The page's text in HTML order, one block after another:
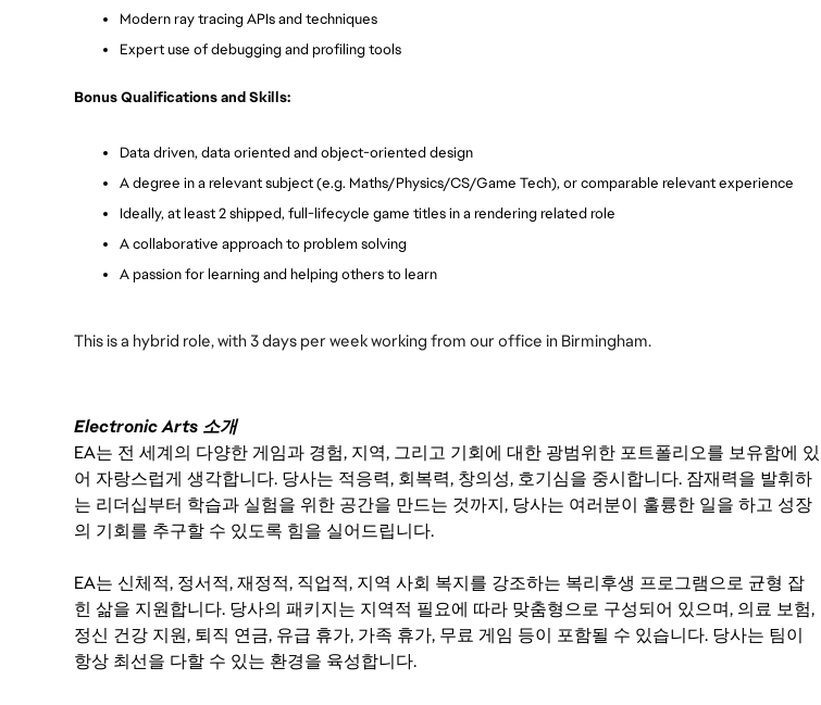
Modern ray tracing APIs and techniques
Expert use of debugging and profiling tools
Bonus Qualifications and Skills:
Data driven, data oriented and object-oriented design
A degree in a relevant subject (e.g. Maths/Physics/CS/Game Tech), or comparable relevant experience
Ideally, at least 2 shipped, full-lifecycle game titles in a rendering related role
A collaborative approach to problem solving
A passion for learning and helping others to learn
This is a hybrid role, with 3 days per week working from our office in Birmingham.
Electronic Arts 소개
EA는 전 세계의 다양한 게임과 경험, 지역, 그리고 기회에 대한 광범위한 포트폴리오를 보유함에 있
어 자랑스럽게 생각합니다. 당사는 적응력, 회복력, 창의성, 호기심을 중시합니다. 잠재력을 발휘하
는 리더십부터 학습과 실험을 위한 공간을 만드는 것까지, 당사는 여러분이 훌륭한 일을 하고 성장
의 기회를 추구할 수 있도록 힘을 실어드립니다.
EA는 신체적, 정서적, 재정적, 직업적, 지역 사회 복지를 강조하는 복리후생 프로그램으로 균형 잡
힌 삶을 지원합니다. 당사의 패키지는 지역적 필요에 따라 맞춤형으로 구성되어 있으며, 의료 보험,
정신 건강 지원, 퇴직 연금, 유급 휴가, 가족 휴가, 무료 게임 등이 포함될 수 있습니다. 당사는 팀이
항상 최선을 다할 수 있는 환경을 육성합니다.